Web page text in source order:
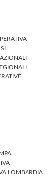
LOMBARDIA